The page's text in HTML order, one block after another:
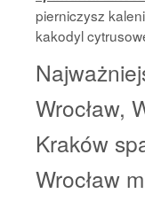
pierniczysz
kakodyl
Wrocław,
Kraków
Wrocław